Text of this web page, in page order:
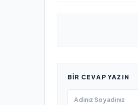
BIR CEVAP YAZIN